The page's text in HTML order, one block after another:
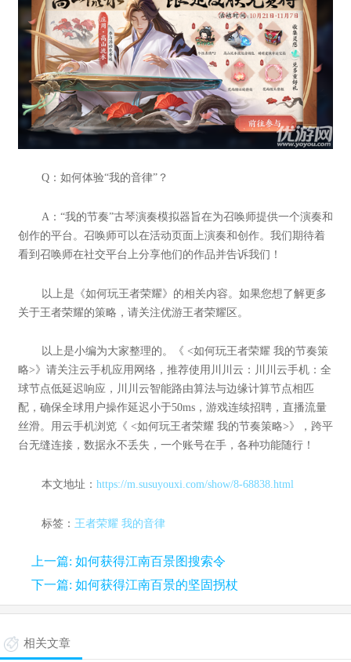
Q：如何体验“我的音律”？
A：“我的节奏”古琴演奏模拟器旨在为召唤师提供一个演奏和
创作的平台。召唤师可以在活动页面上演奏和创作。我们期待着
看到召唤师在社交平台上分享他们的作品并告诉我们！
以上是《如何玩王者荣耀》的相关内容。如果您想了解更多
关于王者荣耀的策略，请关注优游王者荣耀区。
以上是小编为大家整理的。《 <如何玩王者荣耀 我的节奏策
略>》请关注云手机应用网络，推荐使用川川云：川川云手机：全
球节点低延迟响应，川川云智能路由算法与边缘计算节点相匹
配，确保全球用户操作延迟小于50ms，游戏连续招聘，直播流量
丝滑。用云手机浏览《 <如何玩王者荣耀 我的节奏策略>》，跨平
台无缝连接，数据永不丢失，一个账号在手，各种功能随行！
本文地址： https://m.susuyouxi.com/show/8-68838.html
标签： 王者荣耀 我的音律
上一篇: 如何获得江南百景图搜索令
下一篇: 如何获得江南百景的坚固拐杖
相关文章